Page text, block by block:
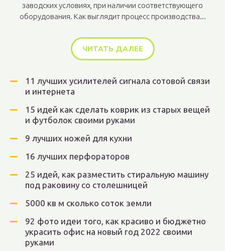
заводских условиях, при наличии соответствующего
оборудования. Как выглядит процесс производства...
ЧИТАТЬ ДАЛЕЕ
11 лучших усилителей сигнала сотовой связи
и интернета
15 идей как сделать коврик из старых вещей
и футболок своими руками
9 лучших ножей для кухни
16 лучших перфораторов
25 идей, как разместить стиральную машину
под раковину со столешницей
5000 кв м сколько соток земли
92 фото идеи того, как красиво и бюджетно
украсить офис на новый год 2022 своими
руками